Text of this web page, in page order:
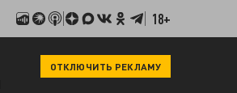
18+
ОТКЛЮЧИТЬ РЕКЛАМУ